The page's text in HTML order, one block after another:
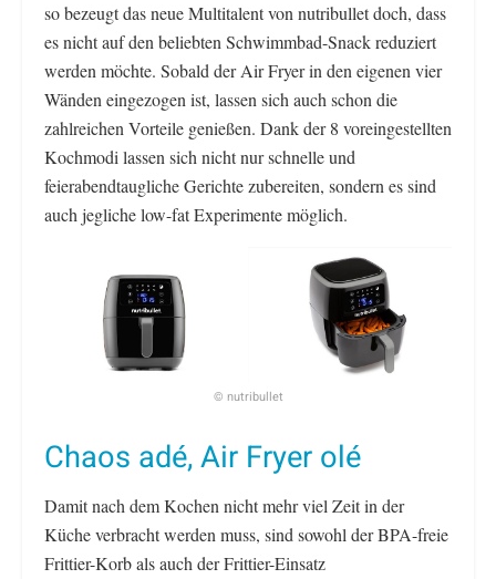
so bezeugt das neue Multitalent von nutribullet doch, dass
es nicht auf den beliebten Schwimmbad-Snack reduziert
werden möchte. Sobald der Air Fryer in den eigenen vier
Wänden eingezogen ist, lassen sich auch schon die
zahlreichen Vorteile genießen. Dank der 8 voreingestellten
Kochmodi lassen sich nicht nur schnelle und
feierabendtaugliche Gerichte zubereiten, sondern es sind
auch jegliche low-fat Experimente möglich.
© nutribullet
Chaos adé, Air Fryer olé
Damit nach dem Kochen nicht mehr viel Zeit in der
Küche verbracht werden muss, sind sowohl der BPA-freie
Frittier-Korb als auch der Frittier-Einsatz